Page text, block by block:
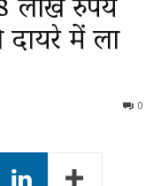
लाख रुपये
में ला
0